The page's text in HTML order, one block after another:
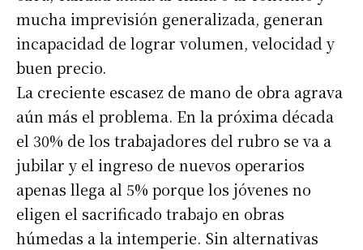
mucha imprevisión generalizada, generan
incapacidad de lograr volumen, velocidad y
buen precio.
La creciente escasez de mano de obra agrava
aún más el problema. En la próxima década
el 30% de los trabajadores del rubro se va a
jubilar y el ingreso de nuevos operarios
apenas llega al 5% porque los jóvenes no
eligen el sacrificado trabajo en obras
húmedas a la intemperie. Sin alternativas